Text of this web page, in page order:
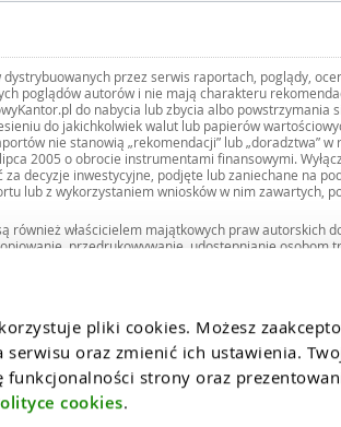
pliki cookies. Możesz
oraz zmienić ich ustawienia.
strony oraz
cookies.
dystrybuowanych przez serwis raportach, poglądy,
poglądów autorów i nie mają charakteru
do nabycia lub zbycia albo powstrzymania
do jakichkolwiek walut lub papierów
nie stanowią „rekomendacji” lub „doradztwa” w
2005 o obrocie instrumentami finansowymi.
za decyzje inwestycyjne, podjęte lub zaniechane na
lub z wykorzystaniem wniosków w nim zawartych,
również właścicielem majątkowych praw autorskich
przedrukowywanie, udostępnianie osobom